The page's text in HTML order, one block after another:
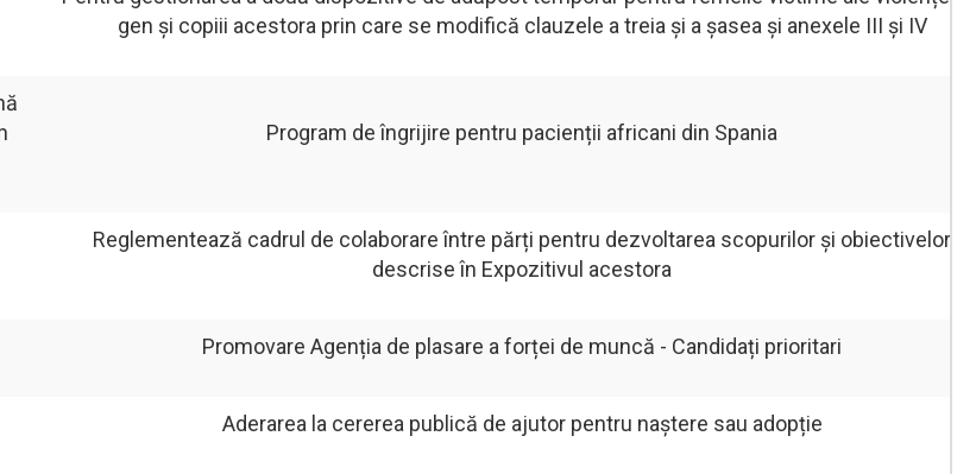
gen și copiii acestora prin care se modifică clauzele a treia și a șasea și anexele III și IV
Program de îngrijire pentru pacienții africani din Spania
Reglementează cadrul de colaborare între părți pentru dezvoltarea scopurilor și obiectivelor
descrise în Expozitivul acestora
Promovare Agenția de plasare a forței de muncă - Candidați prioritari
Aderarea la cererea publică de ajutor pentru naștere sau adopție